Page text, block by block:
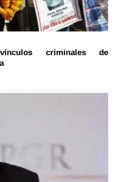
criminales de